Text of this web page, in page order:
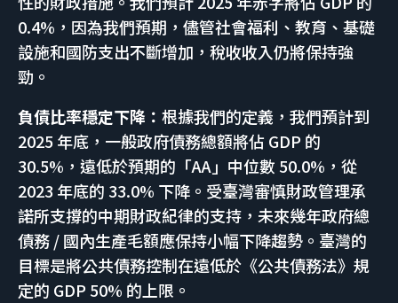
0.4%，因為我們預期，儘管社會福利、教育、基礎
設施和國防支出不斷增加，稅收收入仍將保持強
勁。
負債比率穩定下降： 根據我們的定義，我們預計到
2025 年底，一般政府債務總額將佔 GDP 的
30.5%，遠低於預期的「AA」中位數 50.0%，從
2023 年底的 33.0% 下降。受臺灣審慎財政管理承
諾所支撐的中期財政紀律的支持，未來幾年政府總
債務 / 國內生產毛額應保持小幅下降趨勢。臺灣的
目標是將公共債務控制在遠低於《公共債務法》規
定的 GDP 50% 的上限。